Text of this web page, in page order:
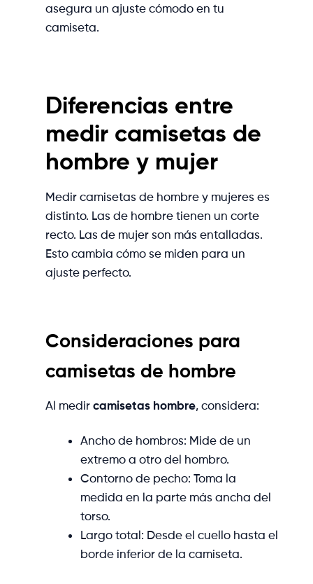
asegura un ajuste cómodo en tu
camiseta.
Diferencias entre
medir camisetas de
hombre y mujer
Medir camisetas de hombre y mujeres es
distinto. Las de hombre tienen un corte
recto. Las de mujer son más entalladas.
Esto cambia cómo se miden para un
ajuste perfecto.
Consideraciones para
camisetas de hombre
Al medir camisetas hombre, considera:
Ancho de hombros: Mide de un
extremo a otro del hombro.
Contorno de pecho: Toma la
medida en la parte más ancha del
torso.
Largo total: Desde el cuello hasta el
borde inferior de la camiseta.